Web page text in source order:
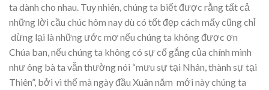
ta dành cho nhau. Tuy nhiên, chúng ta biết được rằng tất cả
những lời cầu chúc hôm nay dù có tốt đẹp cách mấy cũng chỉ
dừng lại là những ước mơ nếu chúng ta không được ơn
Chúa ban, nếu chúng ta không có sự cố gắng của chính mình
như ông bà ta vẫn thường nói “mưu sự tại Nhân, thành sự tại
Thiên”, bởi vì thế mà ngày đầu Xuân năm mới này chúng ta